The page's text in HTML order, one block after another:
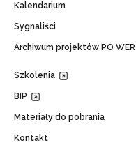
Kalendarium
Sygnaliści
Archiwum projektów PO WER
Szkolenia
BIP
Materiały do pobrania
Kontakt